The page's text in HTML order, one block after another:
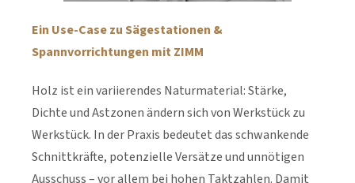
Ein Use-Case zu Sägestationen &
Spannvorrichtungen mit ZIMM
Holz ist ein variierendes Naturmaterial: Stärke,
Dichte und Astzonen ändern sich von Werkstück zu
Werkstück. In der Praxis bedeutet das schwankende
Schnittkräfte, potenzielle Versätze und unnötigen
Ausschuss – vor allem bei hohen Taktzahlen. Damit